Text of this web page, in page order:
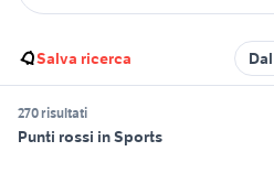
Salva ricerca
270 risultati
Punti rossi in Sports